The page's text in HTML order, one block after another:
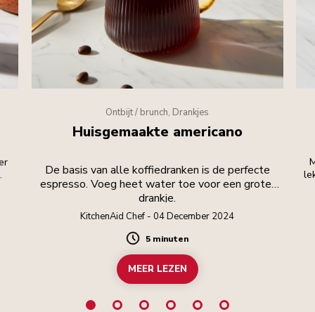
Ontbijt / brunch, Drankjes
Huisgemaakte americano
De basis van alle koffiedranken is de perfecte
espresso. Voeg heet water toe voor een groter
drankje.
KitchenAid Chef - 04 December 2024
Duration
5 minuten
MEER LEZEN